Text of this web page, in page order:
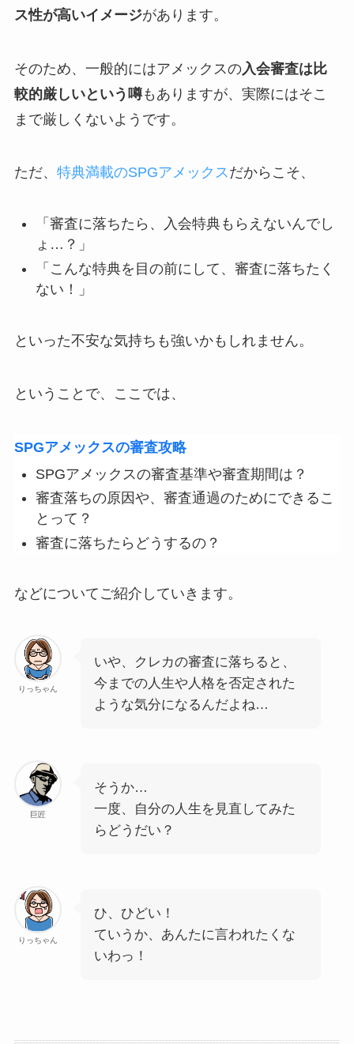
ス性が高いイメージがあります。
そのため、一般的にはアメックスの入会審査は比
較的厳しいという噂もありますが、実際にはそこ
まで厳しくないようです。
ただ、 特典満載のSPGアメックスだからこそ、
「審査に落ちたら、入会特典もらえないんでし
ょ…？」
「こんな特典を目の前にして、審査に落ちたく
ない！」
といった不安な気持ちも強いかもしれません。
ということで、ここでは、
SPGアメックスの審査攻略
SPGアメックスの審査基準や審査期間は？
審査落ちの原因や、審査通過のためにできるこ
とって？
審査に落ちたらどうするの？
などについてご紹介していきます。
りっちゃん
いや、クレカの審査に落ちると、
今までの人生や人格を否定された
ような気分になるんだよね…
巨匠
そうか…
一度、自分の人生を見直してみた
らどうだい？
りっちゃん
ひ、ひどい！
ていうか、あんたに言われたくな
いわっ！